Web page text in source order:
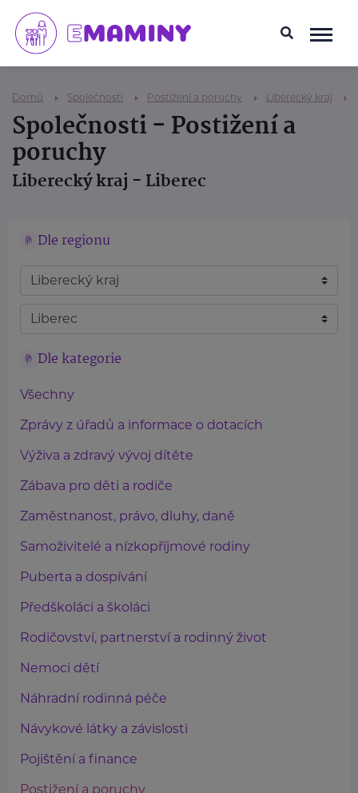
Domů Společnosti Postižení a poruchy Liberecký kraj
Společnosti - Postižení a
poruchy
Liberecký kraj - Liberec
Dle regionu
Dle kategorie
Všechny
Zprávy z úřadů a informace o dotacích
Výživa a zdravý vývoj dítěte
Zábava pro děti a rodiče
Zaměstnanost, právo, dluhy, daně
Samoživitelé a nízkopříjmové rodiny
Puberta a dospívání
Předškoláci a školáci
Rodičovství, partnerství a rodinný život
Nemoci dětí
Náhradní rodinná péče
Návykové látky a závislosti
Pojištění a finance
Postižení a poruchy